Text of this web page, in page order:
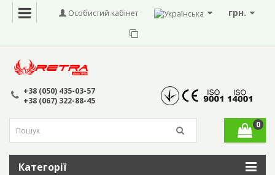
грн.
Особистий кабінет
+38 (050) 435-03-57
+38 (067) 322-88-45
0
Категорії